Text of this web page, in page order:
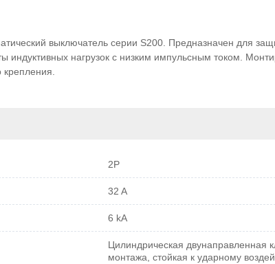
выключатель серии S200. Предназначен для
индуктивных нагрузок с низким импульсным током.
крепления.
2P
32 A
6 kA
Цилиндрическая двунаправленная
монтажа, стойкая к ударному